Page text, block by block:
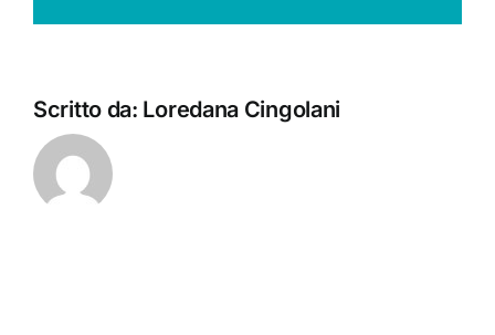
Scritto da: Loredana Cingolani